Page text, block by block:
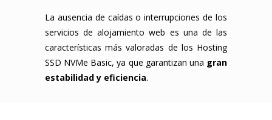
La ausencia de caídas o interrupciones de los
servicios de alojamiento web es una de las
características más valoradas de los Hosting
SSD NVMe Basic, ya que garantizan una gran
estabilidad y eficiencia.